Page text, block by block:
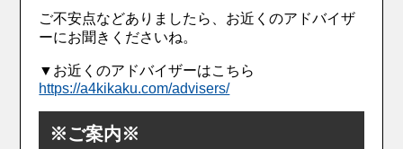
ご不安点などありましたら、お近くのアドバイザ
ーにお聞きくださいね。
▼お近くのアドバイザーはこちら
https://a4kikaku.com/advisers/
※ご案内※